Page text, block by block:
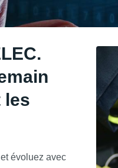
les
évoluez avec